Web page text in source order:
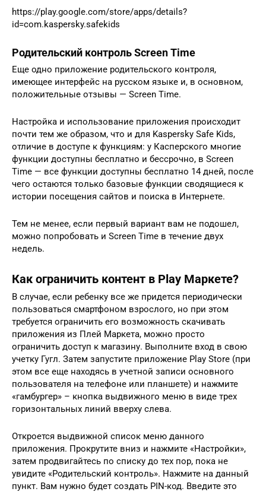
https://play.google.com/store/apps/details?
id=com.kaspersky.safekids
Родительский контроль Screen Time
Еще одно приложение родительского контроля,
имеющее интерфейс на русском языке и, в основном,
положительные отзывы — Screen Time.
Настройка и использование приложения происходит
почти тем же образом, что и для Kaspersky Safe Kids,
отличие в доступе к функциям: у Касперского многие
функции доступны бесплатно и бессрочно, в Screen
Time — все функции доступны бесплатно 14 дней, после
чего остаются только базовые функции сводящиеся к
истории посещения сайтов и поиска в Интернете.
Тем не менее, если первый вариант вам не подошел,
можно попробовать и Screen Time в течение двух
недель.
Как ограничить контент в Play Маркете?
В случае, если ребенку все же придется периодически
пользоваться смартфоном взрослого, но при этом
требуется ограничить его возможность скачивать
приложения из Плей Маркета, можно просто
ограничить доступ к магазину. Выполните вход в свою
учетку Гугл. Затем запустите приложение Play Store (при
этом все еще находясь в учетной записи основного
пользователя на телефоне или планшете) и нажмите
«гамбургер» – кнопка выдвижного меню в виде трех
горизонтальных линий вверху слева.
Откроется выдвижной список меню данного
приложения. Прокрутите вниз и нажмите «Настройки»,
затем продвигайтесь по списку до тех пор, пока не
увидите «Родительский контроль». Нажмите на данный
пункт. Вам нужно будет создать PIN-код. Введите это